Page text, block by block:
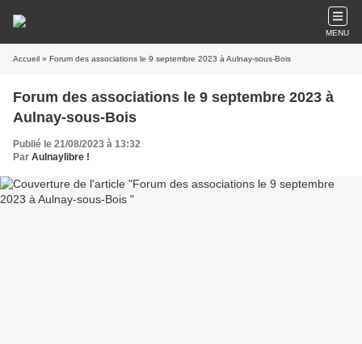
MENU
Accueil » Forum des associations le 9 septembre 2023 à Aulnay-sous-Bois
Forum des associations le 9 septembre 2023 à
Aulnay-sous-Bois
Publié le 21/08/2023 à 13:32
Par Aulnaylibre !